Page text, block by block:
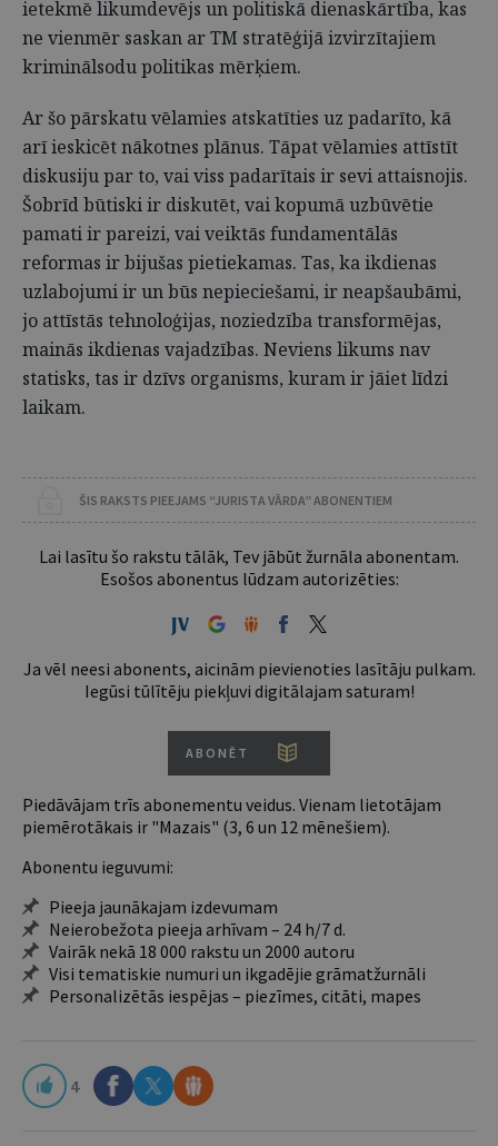
ietekmē likumdevējs un politiskā dienaskārtība, kas
ne vienmēr saskan ar TM stratēģijā izvirzītajiem
kriminālsodu politikas mērķiem.
Ar šo pārskatu vēlamies atskatīties uz padarīto, kā
arī ieskicēt nākotnes plānus. Tāpat vēlamies attīstīt
diskusiju par to, vai viss padarītais ir sevi attaisnojis.
Šobrīd būtiski ir diskutēt, vai kopumā uzbūvētie
pamati ir pareizi, vai veiktās fundamentālās
reformas ir bijušas pietiekamas. Tas, ka ikdienas
uzlabojumi ir un būs nepieciešami, ir neapšaubāmi,
jo attīstās tehnoloģijas, noziedzība transformējas,
mainās ikdienas vajadzības. Neviens likums nav
statisks, tas ir dzīvs organisms, kuram ir jāiet līdzi
laikam.
ŠIS RAKSTS PIEEJAMS “JURISTA VĀRDA” ABONENTIEM
Lai lasītu šo rakstu tālāk, Tev jābūt žurnāla abonentam.
Esošos abonentus lūdzam autorizēties:
Ja vēl neesi abonents, aicinām pievienoties lasītāju pulkam.
Iegūsi tūlītēju piekļuvi digitālajam saturam!
ABONĒT
Piedāvājam trīs abonementu veidus. Vienam lietotājam
piemērotākais ir "Mazais" (3, 6 un 12 mēnešiem).
Abonentu ieguvumi:
Pieeja jaunākajam izdevumam
Neierobežota pieeja arhīvam – 24 h/7 d.
Vairāk nekā 18 000 rakstu un 2000 autoru
Visi tematiskie numuri un ikgadējie grāmatžurnāli
Personalizētās iespējas – piezīmes, citāti, mapes
4